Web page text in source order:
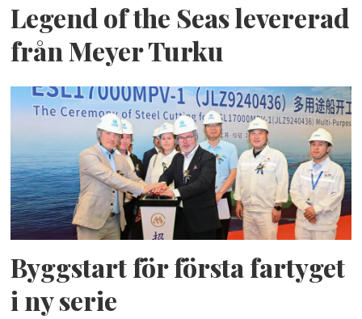
Legend of the Seas levererad
från Meyer Turku
Byggstart för första fartyget
i ny serie